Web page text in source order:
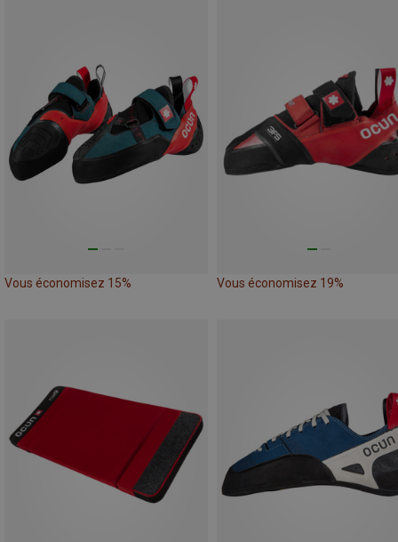
Vous économisez 15% Vous économisez 19%